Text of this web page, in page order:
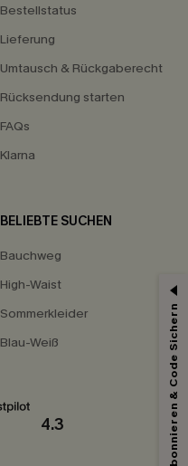
Bestellstatus
Lieferung
Umtausch & Rückgaberecht
Rücksendung starten
FAQs
Klarna
BELIEBTE SUCHEN
Bauchweg
High-Waist
Sommerkleider
Blau-Weiß
4.3 Abonnieren & Code Sichern